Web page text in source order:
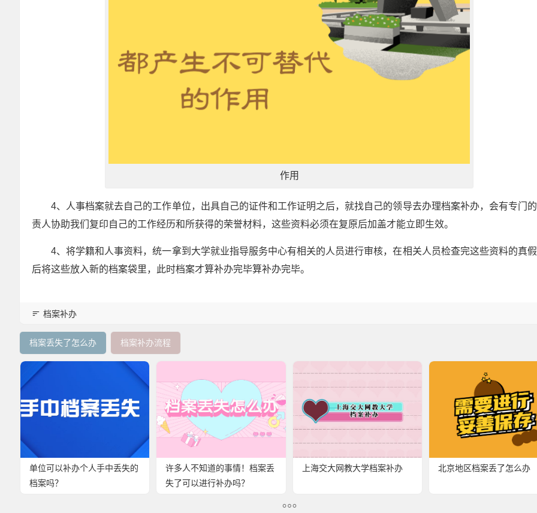
作用
4、人事档案就去自己的工作单位，出具自己的证件和工作证明之后，就找自己的领导去办理档案补办，会有专门
责人协助我们复印自己的工作经历和所获得的荣誉材料，这些资料必须在复原后加盖才能立即生效。
4、将学籍和人事资料，统一拿到大学就业指导服务中心有相关的人员进行审核，在相关人员检查完这些资料的真
后将这些放入新的档案袋里，此时档案才算补办完毕算补办完毕。
档案补办
档案丢失了怎么办 档案补办流程
单位可以补办个人手中丢失的
档案吗？
许多人不知道的事情！档案丢
失了可以进行补办吗？
上海交大网教大学档案补办 北京地区档案丢了怎么办